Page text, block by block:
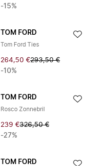
-15%
TOM FORD
Tom Ford Ties
264,50 €293,50 €
-10%
TOM FORD
Rosco Zonnebril
239 €326,50 €
-27%
TOM FORD